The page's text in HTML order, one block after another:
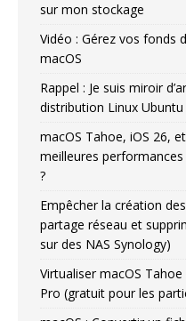
sur mon stockage
Vidéo : Gérez vos fonds
macOS
Rappel : Je suis miroir
distribution Linux Ubuntu
macOS Tahoe, iOS 26,
meilleures
?
Empêcher la création
partage réseau et
sur des NAS Synology)
Virtualiser macOS
Pro (gratuit pour les